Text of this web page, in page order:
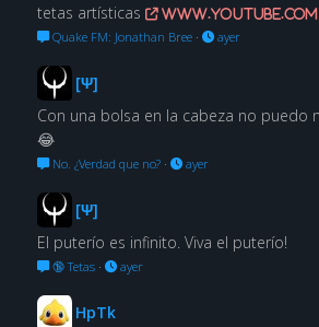
tetas artísticas
www.youtube.com
Quake FM: Jonathan Bree· ayer
[Ψ]
Con una bolsa en la cabeza no puedo
😂
No. ¿Verdad que no?· ayer
[Ψ]
El puterío es infinito. Viva el puterío!
🔞 Tetas· ayer
HpTk